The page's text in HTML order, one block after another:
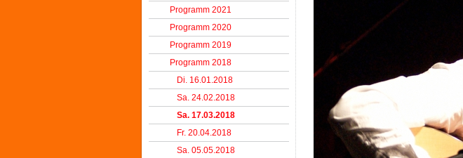
Programm 2021
Programm 2020
Programm 2019
Programm 2018
Di. 16.01.2018
Sa. 24.02.2018
Sa. 17.03.2018
Fr. 20.04.2018
Sa. 05.05.2018